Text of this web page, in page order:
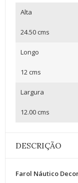
Alta
24.50 cms
Longo
12 cms
Largura
12.00 cms
DESCRIÇÃO
Farol Náutico